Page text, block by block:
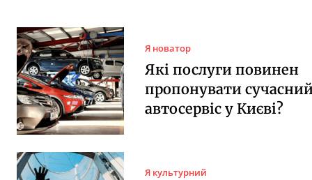
Я новатор
Які послуги повинен
пропонувати
автосервіс у Києві?
Я культурний